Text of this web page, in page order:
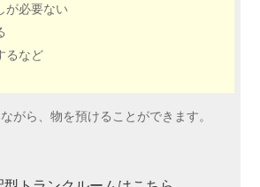
が必要ない
るなど
がら、物を預けることができます。